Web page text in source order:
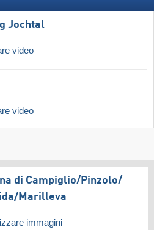
Jochtal
video
video
di Campiglio/​Pinzolo/​
​Marilleva
immagini